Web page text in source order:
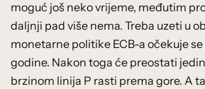
moguć još neko vrijeme, međutim
daljnji pad više nema. Treba uzeti u
monetarne politike ECB-a očekuje
godine. Nakon toga će preostati
brzinom linija P rasti prema gore. A